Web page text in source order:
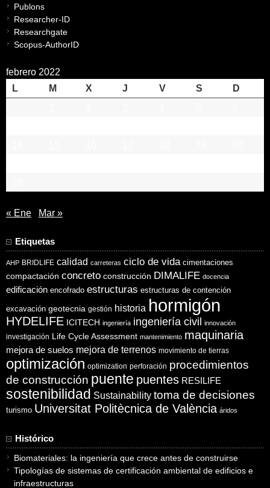
Publons
Researcher-ID
Researchgate
Scopus-AuthorID
febrero 2022
L
M X J V S
D
« Ene Mar »
Etiquetas
AHP BRIDLIFE calidad carreteras ciclo de vida cimentaciones
compactación concreto construcción DIMALIFE docencia
edificación encofrado estructuras estructuras de contención
excavación geotecnia gestión historia hormigón
HYDELIFE ICITECH ingeniería ingeniería civil innovación
investigación Life Cycle Assessment mantenimiento maquinaria
mejora de suelos mejora de terrenos movimiento de tierras
optimización optimization perforación procedimientos
de construcción puente puentes RESILIFE
sostenibilidad Sustainability toma de decisiones
turismo Universitat Politècnica de València áridos
Histórico
Biomateriales: la ingeniería que crece antes de construirse
Tipologías de sistemas de certificación ambiental de edificios e
infraestructuras